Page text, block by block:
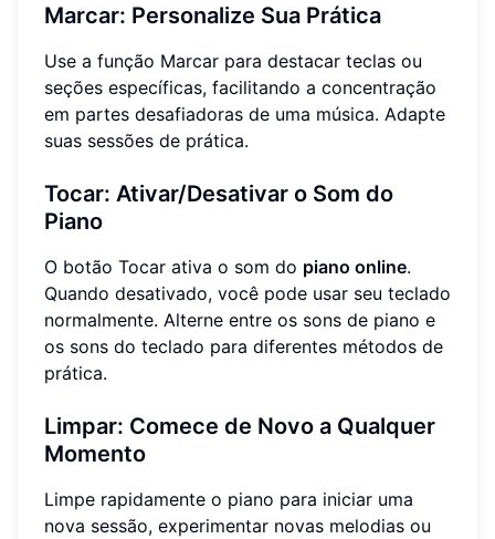
Marcar: Personalize Sua Prática
Use a função Marcar para destacar teclas ou
seções específicas, facilitando a concentração
em partes desafiadoras de uma música. Adapte
suas sessões de prática.
Tocar: Ativar/Desativar o Som do
Piano
O botão Tocar ativa o som do piano online.
Quando desativado, você pode usar seu teclado
normalmente. Alterne entre os sons de piano e
os sons do teclado para diferentes métodos de
prática.
Limpar: Comece de Novo a Qualquer
Momento
Limpe rapidamente o piano para iniciar uma
nova sessão, experimentar novas melodias ou